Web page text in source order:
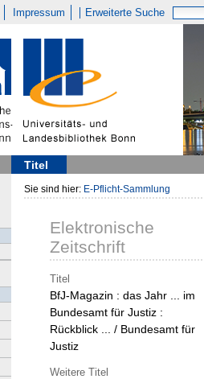
Impressum Erweiterte Suche
Titel
Sie sind hier: E-Pflicht-Sammlung
Elektronische
Zeitschrift
Titel
BfJ-Magazin : das Jahr ... im
Bundesamt für Justiz :
Rückblick ... / Bundesamt für
Justiz
Weitere Titel